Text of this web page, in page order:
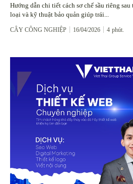
Hướng dẫn chi tiết cách sơ chế sầu riêng
loại và kỹ thuật bảo quản giúp trái...
CÂY CÔNG NGHIỆP 16/04/2026 4 phút.